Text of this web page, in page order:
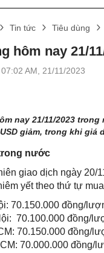
Tin tức Tiêu dùng
hôm nay 21/
AM, 21/11/2023
nay 21/11/2023
giảm, trong khi giá
nước
giao dịch ngày 20/
yết theo thứ tự
70.150.000 đồng/
70.100.000 đồng/
70.150.000 đồng/
70.000.000